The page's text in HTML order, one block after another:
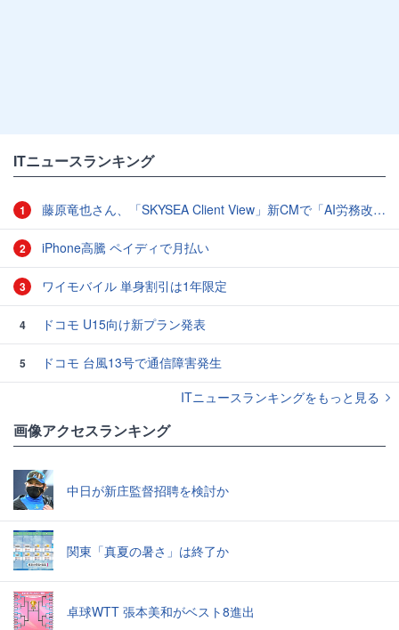
ITニュースランキング
1 藤原竜也さん、「SKYSEA Client View」新CMで「AI労務改善」をアピール 働き方をAIが分析したら「すぐに休んで」と言われる？
2 iPhone高騰 ペイディで月払い
3 ワイモバイル 単身割引は1年限定
4 ドコモ U15向け新プラン発表
5
ドコモ 台風13号で通信障害発生
ITニュースランキングをもっと見る
画像アクセスランキング
中日が新庄監督招聘を検討か
関東「真夏の暑さ」は終了か
卓球WTT 張本美和がベスト8進出